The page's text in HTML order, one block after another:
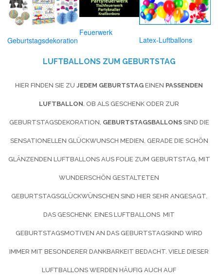
Geburtstagsdekoration
Feuerwerk
Latex-Luftballons
LUFTBALLONS ZUM GEBURTSTAG
HIER FINDEN SIE ZU JEDEM GEBURTSTAG EINEN PASSENDEN
LUFTBALLON . OB ALS GESCHENK ODER ZUR
GEBURTSTAGSDEKORATION, GEBURTSTAGSBALLONSSIND DIE
SENSATIONELLEN GLÜCKWUNSCH MEDIEN. GERADE DIE SCHÖN
GLÄNZENDEN LUFTBALLONS AUS FOLIE ZUM GEBURTSTAG, MIT
WUNDERSCHÖN GESTALTETEN
GEBURTSTAGSGLÜCKWÜNSCHEN SIND HIER SEHR ANGESAGT.
DAS GESCHENK EINES LUFTBALLONS MIT
GEBURTSTAGSMOTIVEN AN DAS GEBURTSTAGSKIND WIRD
IMMER MIT BESONDERER DANKBARKEIT BEDACHT. VIELE DIESER
LUFTBALLONS WERDEN HÄUFIG AUCH AUF